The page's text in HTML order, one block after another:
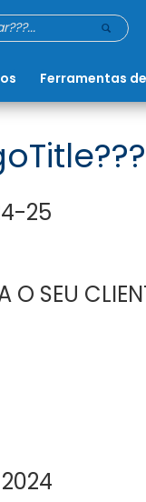
Ferramentas
25
O SEU
2024